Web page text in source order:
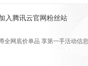
入腾讯云官网粉丝站
全网底价单品 享第一手活动信息